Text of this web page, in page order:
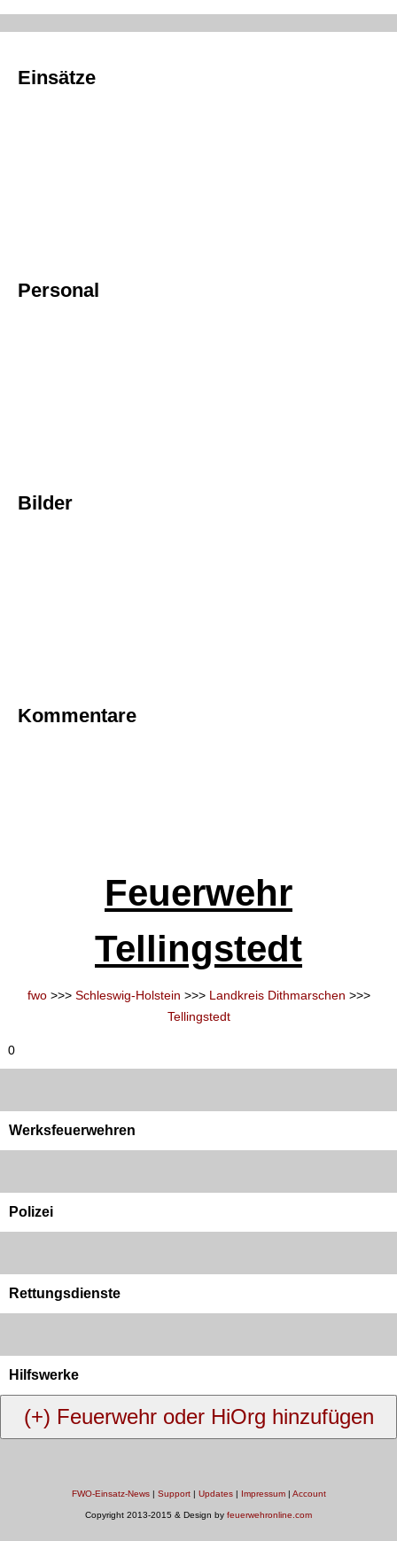
Einsätze
Personal
Bilder
Kommentare
Feuerwehr
Tellingstedt
fwo>>> Schleswig-Holstein >>> Landkreis Dithmarschen >>>
Tellingstedt
0
Werksfeuerwehren
Polizei
Rettungsdienste
Hilfswerke
FWO-Einsatz-News| Support| Updates| Impressum| Account
Copyright 2013-2015 & Design by feuerwehronline.com